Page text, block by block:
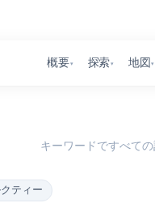
概要▾ 探索▾ 地図 ▾
キーワードですべて
ティー